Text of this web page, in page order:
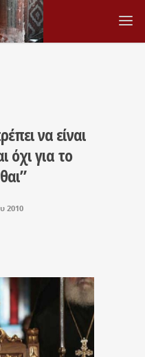
να είναι
όχι για το
2010